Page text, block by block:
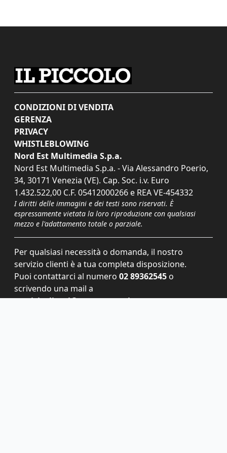
CONDIZIONI DI VENDITA
GERENZA
PRIVACY
WHISTLEBLOWING
Nord Est Multimedia S.p.a.
Nord Est Multimedia S.p.a. - Via Alessandro Poerio,
34, 30171 Venezia (VE). Cap. Soc. i.v. Euro
1.432.522,00 C.F. 05412000266 e REA VE-454332
I diritti delle immagini e dei testi sono riservati. È
espressamente vietata la loro riproduzione con qualsiasi
mezzo e l'adattamento totale o parziale.
Per qualsiasi necessità o domanda, il nostro
servizio clienti è a tua completa disposizione.
Puoi contattarci al numero 02 89362545 o
scrivendo una mail a
servizioclienti@grupponem.it.